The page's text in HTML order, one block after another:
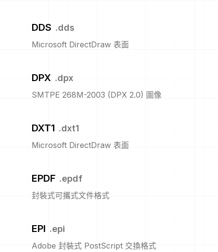
DDS .dds
Microsoft DirectDraw 表面
DPX .dpx
SMTPE 268M-2003 (DPX 2.0) 圖像
DXT1 .dxt1
Microsoft DirectDraw 表面
EPDF .epdf
封裝式可攜式文件格式
EPI .epi
Adobe 封裝式 PostScript 交換格式